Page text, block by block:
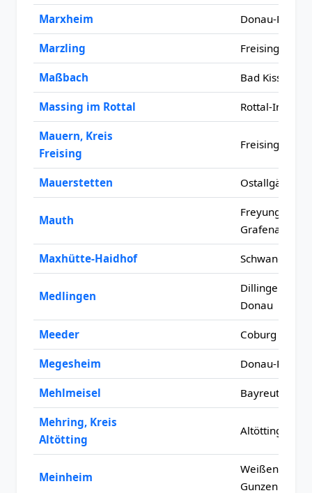
Marxheim Donau-Ries
Marzling Freising
Maßbach Bad Kissingen
Massing im Rottal Rottal-Inn
Mauern, Kreis
Freising
Freising
Mauerstetten Ostallgäu
Mauth
Freyung-
Grafenau
Maxhütte-Haidhof Schwandorf
Medlingen
Dillingen an
Donau
Meeder Coburg
Megesheim Donau-Ries
Mehlmeisel Bayreuth
Mehring, Kreis
Altötting
Altötting
Meinheim
Weißenburg-